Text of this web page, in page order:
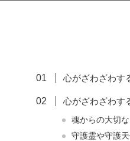
心がざわざわす
心がざわざわす
魂からの大切
守護霊や守護